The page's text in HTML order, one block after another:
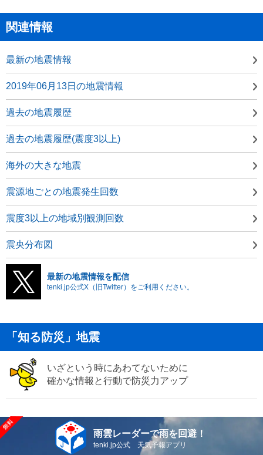
関連情報
最新の地震情報
2019年06月13日の地震情報
過去の地震履歴
過去の地震履歴(震度3以上)
海外の大きな地震
震源地ごとの地震発生回数
震度3以上の地域別観測回数
震央分布図
最新の地震情報を配信
tenki.jp公式X（旧Twitter）をご利用ください。
「知る防災」地震
いざという時にあわてないために
確かな情報と行動で防災力アップ
雨雲レーダーで雨を回避！
tenki.jp公式 天気予報アプリ